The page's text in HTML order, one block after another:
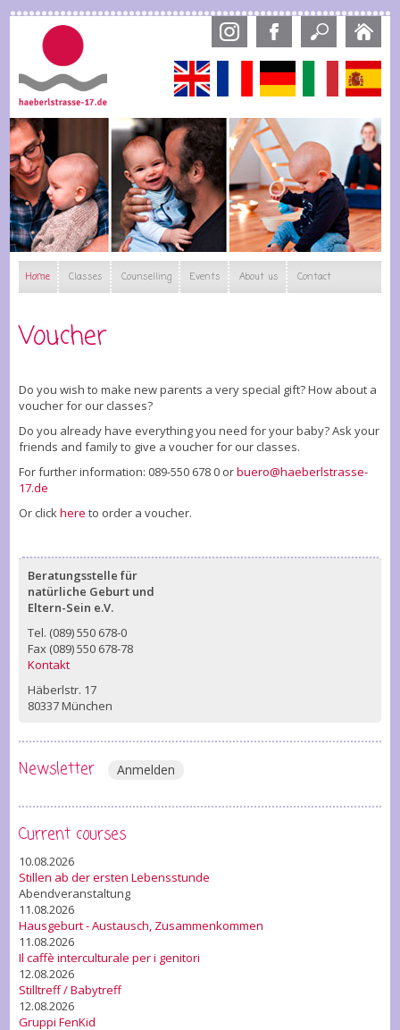
Skip
Français Italiano
Home Classes Counselling Events About us Contact
Voucher
Do you wish to make new parents a very special gift? How about a
voucher for our classes?
Do you already have everything you need for your baby? Ask your
friends and family to give a voucher for our classes.
For further information: 089-550 678 0 orbuero@haeberlstrasse-
17.de
Or clickhere to order a voucher.
Beratungsstelle für
natürliche Geburt und
Eltern-Sein e.V.
Tel. (089) 550 678-0
Fax (089) 550 678-78
Kontakt
Häberlstr. 17
80337 München
Newsletter Anmelden
Current courses
10.08.2026
Stillen ab der ersten Lebensstunde
Abendveranstaltung
11.08.2026
Hausgeburt - Austausch, Zusammenkommen
11.08.2026
Il caffè interculturale per i genitori
12.08.2026
Stilltreff / Babytreff
12.08.2026
Gruppi FenKid